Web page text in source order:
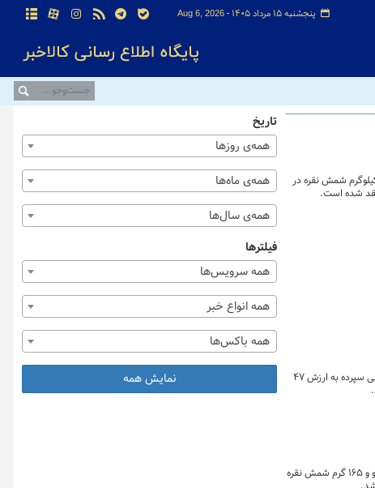
پنجشنبه ۱۵ مرداد ۱۴۰۵ - Aug 6, 2026
معاملات شمش نقره در بورس کالای ایران نشان می دهد که از زمان آغاز معاملات این فلز ارزشمند (۲۰ آذر) تاکنون، بالغ بر یک هزار و ۹۸ کیلوگرم شمش نقره در
بررسی روند معاملات هفته گذشته شمش نقره در بورس کالای ایران نشان می دهد که از ۲۴ تا ۲۹ آذرماه ۵۰۴ کیلو و ۴۰۸ گرم شمش نقره در قالب گواهی سپرده به ارزش ۴۷
نخستین روز معاملاتی شمش نقره در بازار گواهی سپرده و آتی بورس کالای ایران با استقبال سرمایه گذاران به پایان رسید به طوریکه در این روز ۲۸۰ کیلو و ۱۶۵ گرم شمش نقره
تاریخ
همه‌ی روزها
همه‌ی ماه‌ها
همه‌ی سال‌ها
فیلترها
همه سرویس‌ها
همه انواع خبر
همه باکس‌ها
نمایش همه